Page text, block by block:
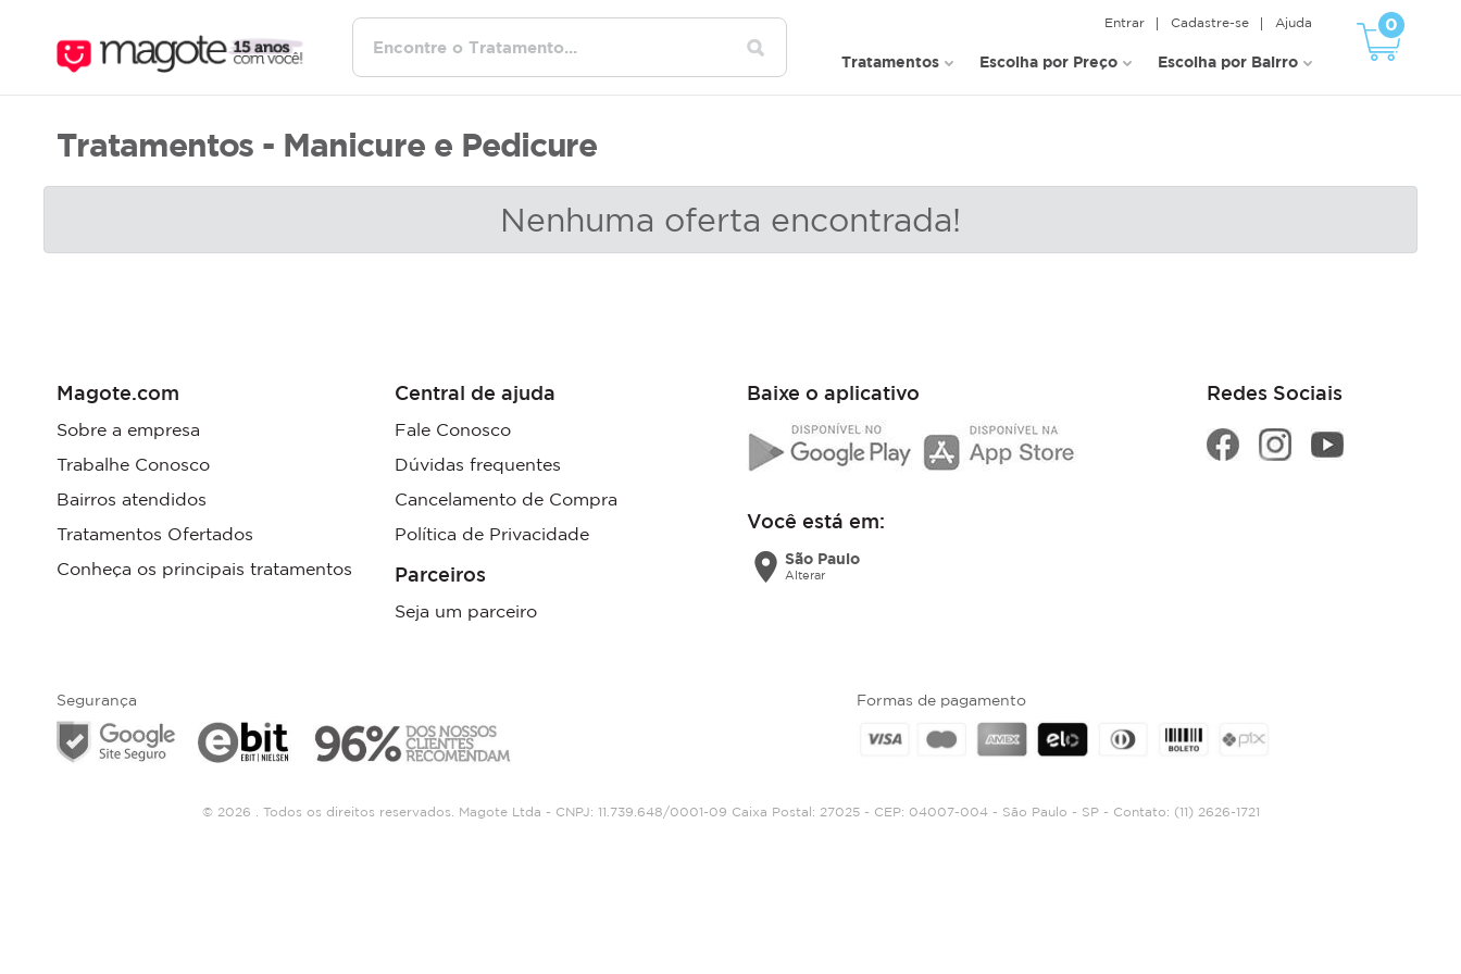
0
Entrar Cadastre-se Ajuda
Tratamentos Escolha por Preço Escolha por Bairro
Tratamentos - Manicure e Pedicure
Nenhuma oferta encontrada!
Magote.com
Sobre a empresa
Trabalhe Conosco
Bairros atendidos
Tratamentos Ofertados
Conheça os principais tratamentos
Central de ajuda
Fale Conosco
Dúvidas frequentes
Cancelamento de Compra
Política de Privacidade
Parceiros
Seja um parceiro
Baixe o aplicativo
Você está em:
location_on São Paulo
Alterar
Redes Sociais
Segurança Formas de pagamento
© 2026 . Todos os direitos reservados. Magote Ltda - CNPJ: 11.739.648/0001-09 Caixa Postal: 27025 - CEP: 04007-004 - São Paulo - SP - Contato: (11) 2626-1721